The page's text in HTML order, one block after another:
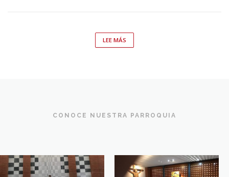
LEE MÁS
CONOCE NUESTRA PARROQUIA